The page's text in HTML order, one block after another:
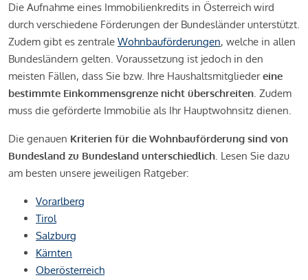
Die Aufnahme eines Immobilienkredits in Österreich wird
durch verschiedene Förderungen der Bundesländer unterstützt.
Zudem gibt es zentrale Wohnbauförderungen, welche in allen
Bundesländern gelten. Voraussetzung ist jedoch in den
meisten Fällen, dass Sie bzw. Ihre Haushaltsmitgliedereine
bestimmte Einkommensgrenze nicht überschreiten. Zudem
muss die geförderte Immobilie als Ihr Hauptwohnsitz dienen.
Die genauen Kriterien für die Wohnbauförderung sind von
Bundesland zu Bundesland unterschiedlich. Lesen Sie dazu
am besten unsere jeweiligen Ratgeber:
Vorarlberg
Tirol
Salzburg
Kärnten
Oberösterreich